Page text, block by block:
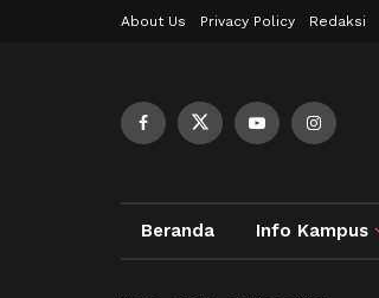
About Us Privacy Policy Redaksi
Beranda Info Kampus